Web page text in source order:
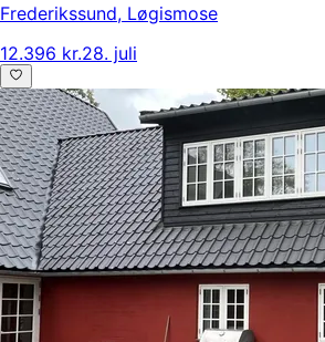
Frederikssund, Løgismose
12.396 kr.28. juli